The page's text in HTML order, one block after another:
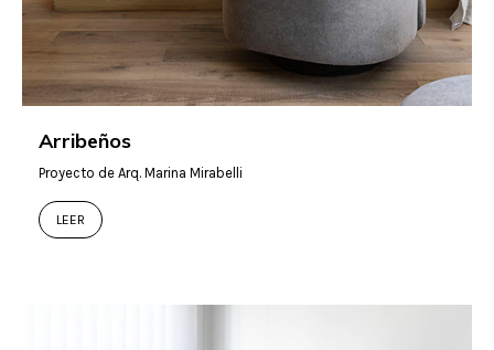
Arribeños
Proyecto de Arq. Marina Mirabelli
LEER